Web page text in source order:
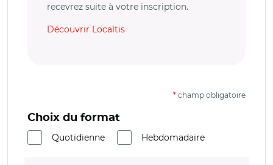
recevrez suite à votre inscription.
Découvrir Localtis
* champ obligatoire
Choix du format
Quotidienne
Hebdomadaire